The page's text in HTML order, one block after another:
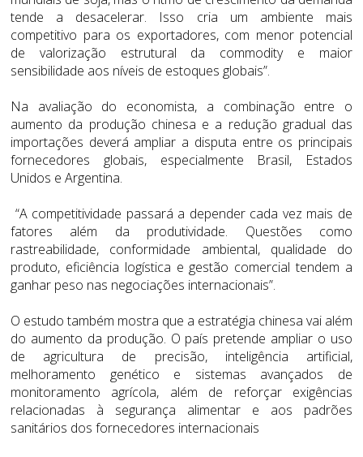
tende a desacelerar. Isso cria um ambiente mais
competitivo para os exportadores, com menor potencial
de valorização estrutural da commodity e maior
sensibilidade aos níveis de estoques globais”.
Na avaliação do economista, a combinação entre o
aumento da produção chinesa e a redução gradual das
importações deverá ampliar a disputa entre os principais
fornecedores globais, especialmente Brasil, Estados
Unidos e Argentina.
“A competitividade passará a depender cada vez mais de
fatores além da produtividade. Questões como
rastreabilidade, conformidade ambiental, qualidade do
produto, eficiência logística e gestão comercial tendem a
ganhar peso nas negociações internacionais”.
O estudo também mostra que a estratégia chinesa vai além
do aumento da produção. O país pretende ampliar o uso
de agricultura de precisão, inteligência artificial,
melhoramento genético e sistemas avançados de
monitoramento agrícola, além de reforçar exigências
relacionadas à segurança alimentar e aos padrões
sanitários dos fornecedores internacionais